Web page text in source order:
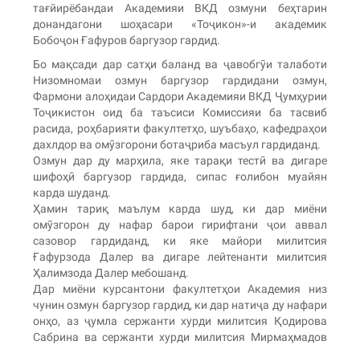
тағйирёбандаи Академияи ВКД озмуни беҳтарин
донандагони шоҳасари «Тоҷикон»-и академик
Бобоҷон Ғафуров баргузор гардид.
Бо мақсади дар сатҳи баланд ва ҷавобгӯи талаботи
Низомномаи озмун баргузор гардидани озмун,
Фармони алоҳидаи Сардори Академияи ВКД Ҷумҳурии
Тоҷикистон оид ба таъсиси Комиссияи ба тасвиб
расида, роҳбарияти факултетҳо, шуъбаҳо, кафедраҳои
дахлдор ва омӯзгорони ботаҷриба масъул гардиданд.
Озмун дар ду марҳила, яке тарақи тестӣ ва дигаре
шифоҳӣ баргузор гардида, сипас ғолибон муайян
карда шуданд.
Ҳамин тариқ маълум карда шуд, ки дар миёни
омӯзгорон ду нафар барои гирифтани ҷои аввал
сазовор гардиданд, ки яке майори милитсия
Ғафурзода Далер ва дигаре лейтенанти милитсия
Ҳалимзода Далер мебошанд.
Дар миёни курсантони факултетҳои Академия низ
чунин озмун баргузор гардид, ки дар натиҷа ду нафари
онҳо, аз ҷумла сержанти хурди милитсия Қодирова
Сабрина ва сержанти хурди милитсия Мирмаҳмадов